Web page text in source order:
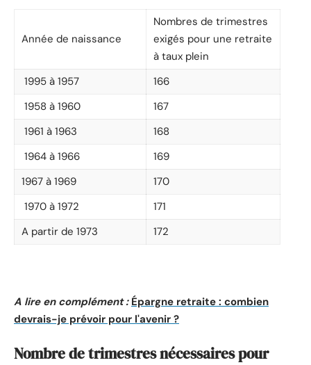
Année de naissance
Nombres de trimestres
exigés pour une retraite
à taux plein
1995 à 1957
166
1958 à 1960
167
1961 à 1963
168
1964 à 1966
169
1967 à 1969
170
1970 à 1972
171
A partir de 1973
172
A lire en complément : Épargne retraite : combien
devrais-je prévoir pour l'avenir ?
Nombre de trimestres nécessaires pour